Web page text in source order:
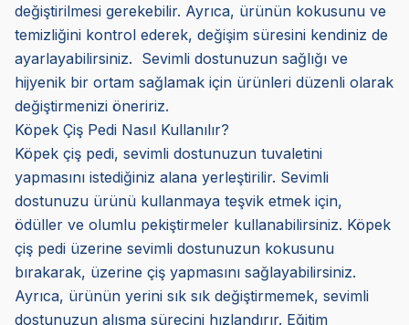
değiştirilmesi gerekebilir. Ayrıca, ürünün kokusunu ve
temizliğini kontrol ederek, değişim süresini kendiniz de
ayarlayabilirsiniz. Sevimli dostunuzun sağlığı ve
hijyenik bir ortam sağlamak için ürünleri düzenli olarak
değiştirmenizi öneririz.
Köpek Çiş Pedi Nasıl Kullanılır?
Köpek çiş pedi, sevimli dostunuzun tuvaletini
yapmasını istediğiniz alana yerleştirilir. Sevimli
dostunuzu ürünü kullanmaya teşvik etmek için,
ödüller ve olumlu pekiştirmeler kullanabilirsiniz. Köpek
çiş pedi üzerine sevimli dostunuzun kokusunu
bırakarak, üzerine çiş yapmasını sağlayabilirsiniz.
Ayrıca, ürünün yerini sık sık değiştirmemek, sevimli
dostunuzun alışma sürecini hızlandırır. Eğitim